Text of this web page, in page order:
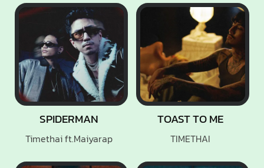
SPIDERMAN
Timethai ft.Maiyarap
TOAST TO ME
TIMETHAI